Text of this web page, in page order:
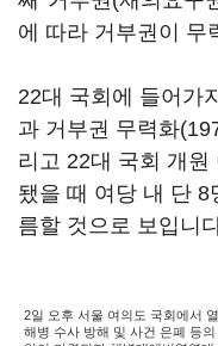
에 따라 거부권이 무
22대 국회에 들어가
과 거부권 무력화
리고 22대 국회 개원
됐을 때 여당 내 단
름할 것으로 보입니
2일 오후 서울 여의도 국회에서
해병 수사 방해 및 사건 은폐 등